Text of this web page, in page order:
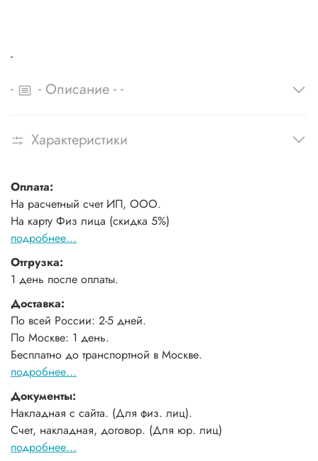
-
- - Описание - -
Характеристики
Оплата:
На расчетный счет ИП, ООО.
На карту Физ лица (скидка 5%)
подробнее...
Отгрузка:
1 день после оплаты.
Доставка:
По всей России: 2-5 дней.
По Москве: 1 день.
Бесплатно до транспортной в Москве.
подробнее...
Документы:
Накладная с сайта. (Для физ. лиц).
Счет, накладная, договор. (Для юр. лиц)
подробнее...